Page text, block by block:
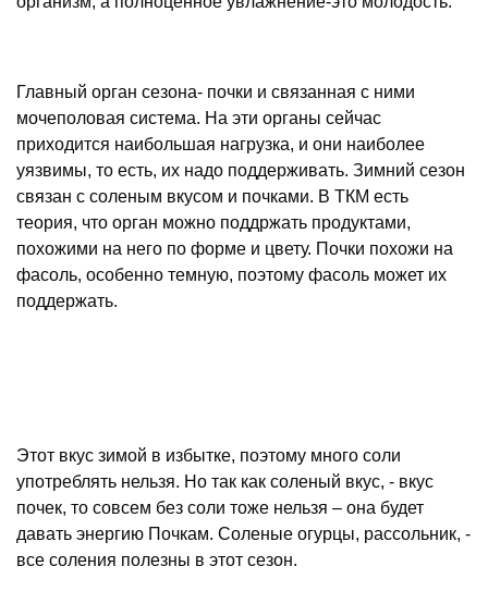
Главный орган сезона- почки и связанная с ними
мочеполовая система. На эти органы сейчас
приходится наибольшая нагрузка, и они наиболее
уязвимы, то есть, их надо поддерживать. Зимний сезон
связан с соленым вкусом и почками. В ТКМ есть
теория, что орган можно поддржать продуктами,
похожими на него по форме и цвету. Почки похожи на
фасоль, особенно темную, поэтому фасоль может их
поддержать.
Этот вкус зимой в избытке, поэтому много соли
употреблять нельзя. Но так как соленый вкус, - вкус
почек, то совсем без соли тоже нельзя – она будет
давать энергию Почкам. Соленые огурцы, рассольник, -
все соления полезны в этот сезон.